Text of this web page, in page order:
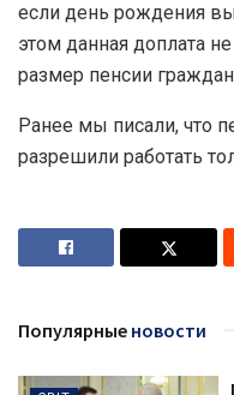
если день рождения
этом данная доплата
размер пенсии
Ранее мы писали, что
разрешили работать
Популярные новости